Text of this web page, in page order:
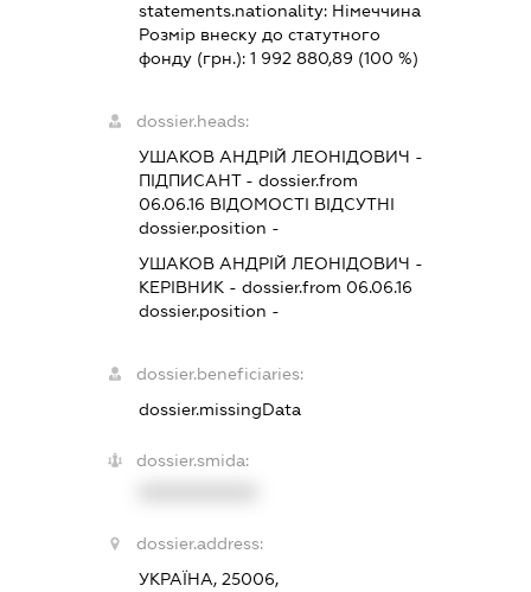
statements.nationality: Німеччина
Розмір внеску до статутного
фонду (грн.): 1 992 880,89 (100 %)
dossier.heads:
УШАКОВ АНДРІЙ ЛЕОНІДОВИЧ -
ПІДПИСАНТ- dossier.from
06.06.16 ВІДОМОСТІ ВІДСУТНІ
dossier.position -
УШАКОВ АНДРІЙ ЛЕОНІДОВИЧ -
КЕРІВНИК- dossier.from 06.06.16
dossier.position -
dossier.beneficiaries:
dossier.missingData
dossier.smida:
dossier.address:
УКРАЇНА, 25006,